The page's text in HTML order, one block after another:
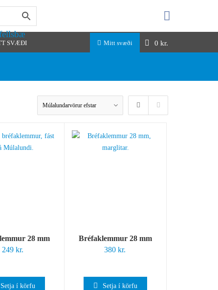
SVÆÐI Mitt svæði 0 kr.
28 mm
249 kr.
Setja í körfu
Bréfaklemmur 28 mm
380 kr.
Setja í körfu